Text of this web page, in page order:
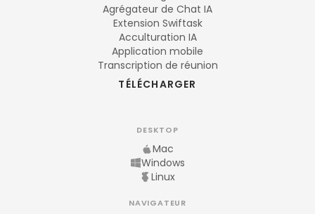
Agrégateur de Chat IA
Extension Swiftask
Acculturation IA
Application mobile
Transcription de réunion
TÉLÉCHARGER
DESKTOP
Mac
Windows
Linux
NAVIGATEUR